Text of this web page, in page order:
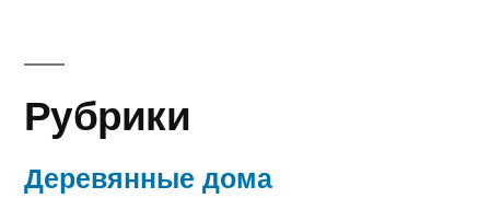
Рубрики
Деревянные дома